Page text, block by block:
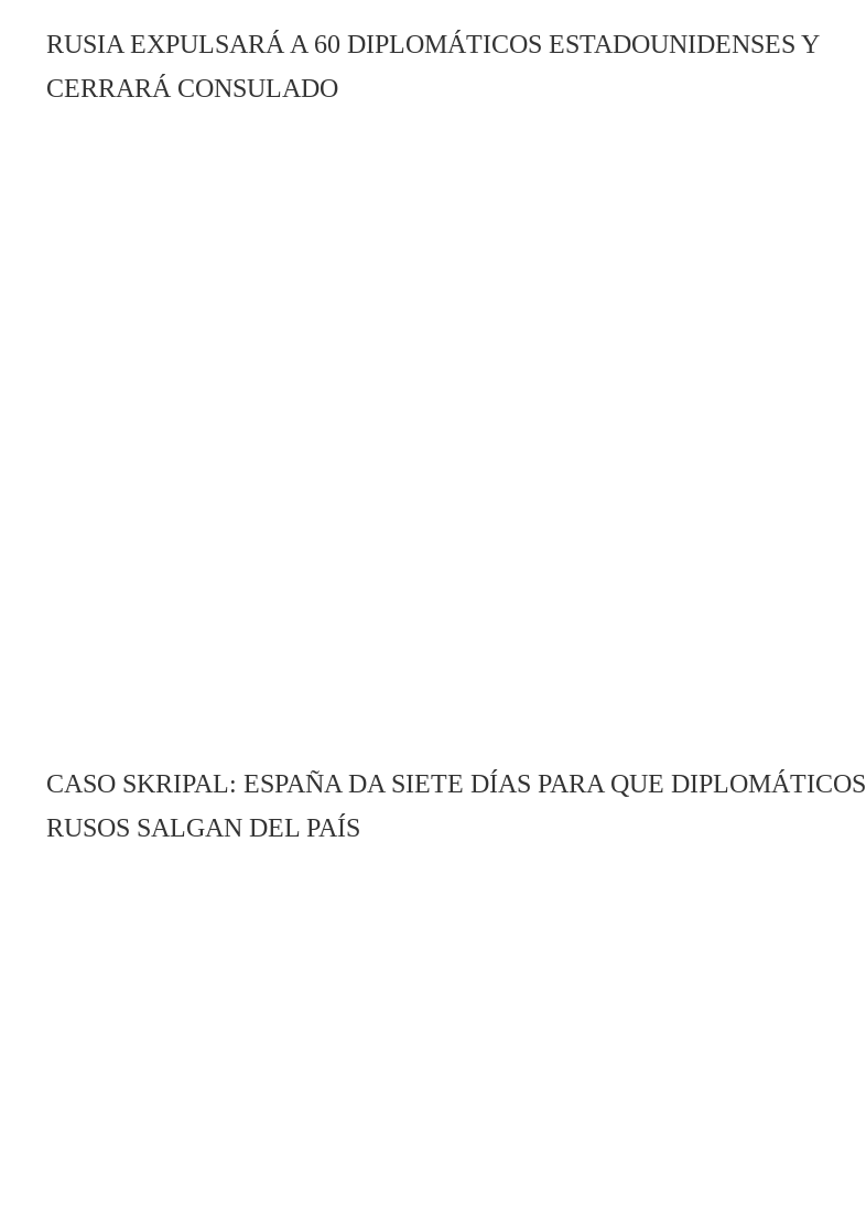
RUSIA EXPULSARÁ A 60 DIPLOMÁTICOS ESTADOUNIDENSES Y
CERRARÁ CONSULADO
CASO SKRIPAL: ESPAÑA DA SIETE DÍAS PARA QUE DIPLOMÁTICOS
RUSOS SALGAN DEL PAÍS